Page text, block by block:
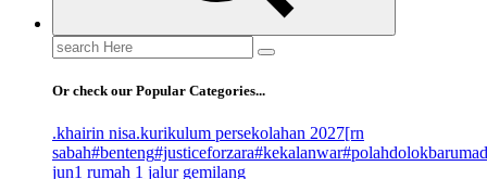
Search
for:
Or check our Popular Categories...
.khairin nisa.kurikulum persekolahan 2027[rn
sabah#benteng#justiceforzara#kekalanwar
jun1 rumah 1 jalur gemilang